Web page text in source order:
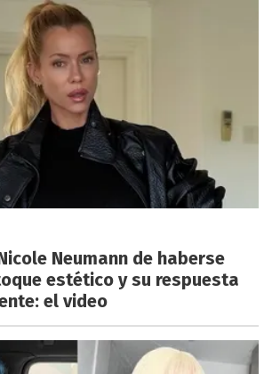
Neumann de haberse
estético y su respuesta
el video